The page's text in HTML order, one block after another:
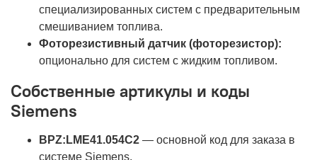
специализированных систем с предварительным
смешиванием топлива.
Фоторезистивный датчик (фоторезистор):
опционально для систем с жидким топливом.
Собственные артикулы и коды
Siemens
BPZ:LME41.054C2 — основной код для заказа в
системе Siemens.